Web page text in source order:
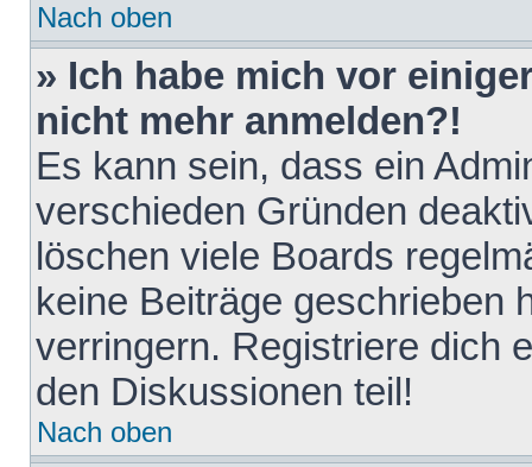
Nach oben
» Ich habe mich vor
nicht mehr anmelden?!
Es kann sein, dass ein
verschieden Gründen
löschen viele Boards
keine Beiträge geschrieben
verringern. Registriere dich
den Diskussionen teil!
Nach oben